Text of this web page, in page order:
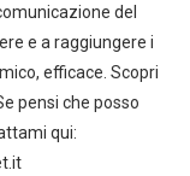
del
e a raggiungere i
efficace. Scopri
pensi che posso
qui: